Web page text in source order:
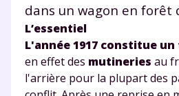
dans un wagon en forêt
L’essentiel
L'année 1917 constitue
en effet des mutineries au
l'arrière pour la plupart des
en savoir plus sur la gestion de
personnelles et pour exercer
consulternotre charte